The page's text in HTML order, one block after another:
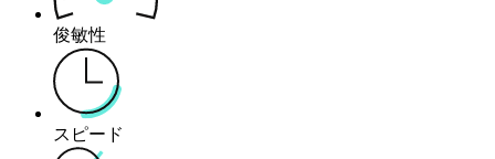
俊敏性
スピード